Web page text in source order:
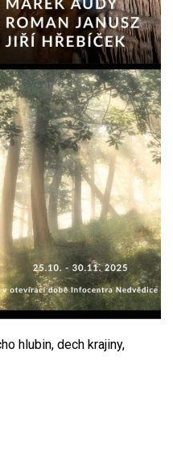
hlubin, dech krajiny,